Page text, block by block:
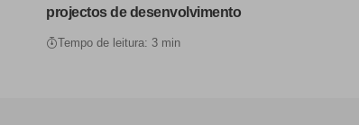
projectos de desenvolvimento
Tempo de leitura: 3 min